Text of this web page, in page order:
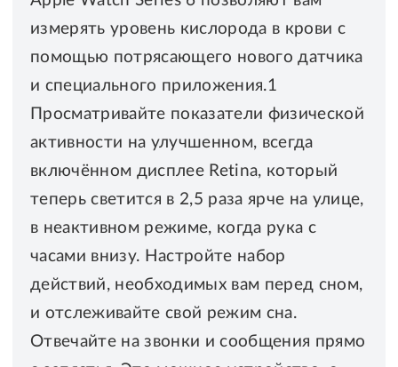
измерять уровень кислорода в крови с
помощью потрясающего нового датчика
и специального приложения.1
Просматривайте показатели физической
активности на улучшенном, всегда
включённом дисплее Retina, который
теперь светится в 2,5 раза ярче на улице,
в неактивном режиме, когда рука с
часами внизу. Настройте набор
действий, необходимых вам перед сном,
и отслеживайте свой режим сна.
Отвечайте на звонки и сообщения прямо